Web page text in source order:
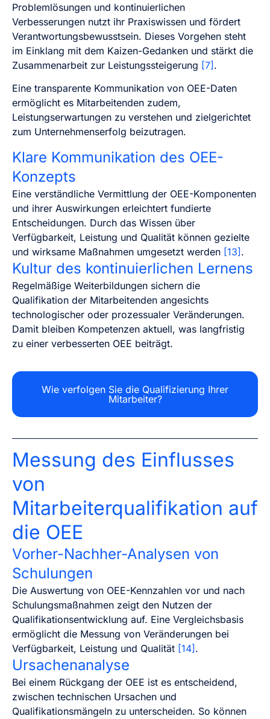
Problemlösungen und kontinuierlichen
Verbesserungen nutzt ihr Praxiswissen und fördert
Verantwortungsbewusstsein. Dieses Vorgehen steht
im Einklang mit dem Kaizen-Gedanken und stärkt die
Zusammenarbeit zur Leistungssteigerung [7] .
Eine transparente Kommunikation von OEE-Daten
ermöglicht es Mitarbeitenden zudem,
Leistungserwartungen zu verstehen und zielgerichtet
zum Unternehmenserfolg beizutragen.
Klare Kommunikation des OEE-
Konzepts
Eine verständliche Vermittlung der OEE-Komponenten
und ihrer Auswirkungen erleichtert fundierte
Entscheidungen. Durch das Wissen über
Verfügbarkeit, Leistung und Qualität können gezielte
und wirksame Maßnahmen umgesetzt werden [13].
Kultur des kontinuierlichen Lernens
Regelmäßige Weiterbildungen sichern die
Qualifikation der Mitarbeitenden angesichts
technologischer oder prozessualer Veränderungen.
Damit bleiben Kompetenzen aktuell, was langfristig
zu einer verbesserten OEE beiträgt.
Wie verfolgen Sie die Qualifizierung Ihrer
Mitarbeiter?
Messung des Einflusses
von
Mitarbeiterqualifikation auf
die OEE
Vorher-Nachher-Analysen von
Schulungen
Die Auswertung von OEE-Kennzahlen vor und nach
Schulungsmaßnahmen zeigt den Nutzen der
Qualifikationsentwicklung auf. Eine Vergleichsbasis
ermöglicht die Messung von Veränderungen bei
Verfügbarkeit, Leistung und Qualität [14] .
Ursachenanalyse
Bei einem Rückgang der OEE ist es entscheidend,
zwischen technischen Ursachen und
Qualifikationsmängeln zu unterscheiden. So können